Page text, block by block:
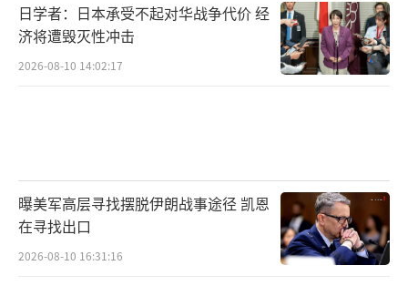
日学者：日本承受不起对华战争代价 经
济将遭毁灭性冲击
2026-08-10 14:02:17
曝美军高层寻找摆脱伊朗战事途径 凯恩
在寻找出口
2026-08-10 16:31:16